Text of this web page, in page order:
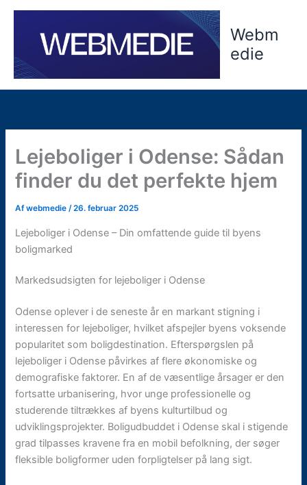
indholdet
Webm
edie
Lejeboliger i Odense: Sådan
finder du det perfekte hjem
Afwebmedie/26. februar 2025
Lejeboliger i Odense – Din omfattende guide til byens
boligmarked
Markedsudsigten for lejeboliger i Odense
Odense oplever i de seneste år en markant stigning i
interessen for lejeboliger, hvilket afspejler byens voksende
popularitet som boligdestination. Efterspørgslen på
lejeboliger i Odense påvirkes af flere økonomiske og
demografiske faktorer. En af de væsentlige årsager er den
fortsatte urbanisering, hvor unge professionelle og
studerende tiltrækkes af byens kulturtilbud og
udviklingsprojekter. Boligudbuddet i Odense skal i stigende
grad tilpasses kravene fra en mobil befolkning, der søger
fleksible boligformer uden forpligtelser på lang sigt.